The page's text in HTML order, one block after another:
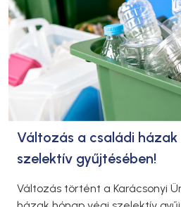
Változás a családi házak
szelektív gyűjtésében!
Változás történt a Karácsonyi